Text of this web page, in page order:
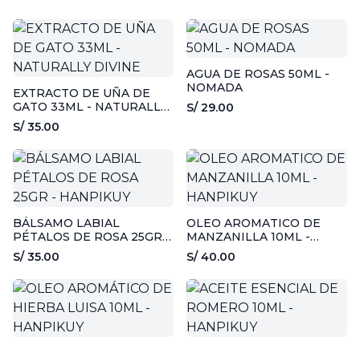
EXTRACTO DE UÑA DE
GATO 33ML - NATURALLY
DIVINE
S/ 35.00
AGUA DE ROSAS 50ML -
NOMADA
S/ 29.00
BÁLSAMO LABIAL
PÉTALOS DE ROSA 25GR -
HANPIKUY
S/ 35.00
OLEO AROMATICO DE
MANZANILLA 10ML -
HANPIKUY
S/ 40.00